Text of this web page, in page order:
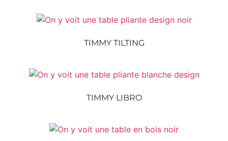
TIMMY TILTING
TIMMY LIBRO